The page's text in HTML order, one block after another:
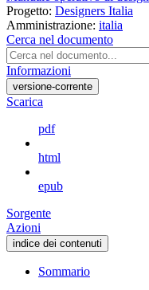
Progetto: Designers Italia
Amministrazione: italia
Cerca nel documento
Informazioni
versione-corrente
Scarica
pdf
html
epub
Sorgente
Azioni
indice dei contenuti
Sommario